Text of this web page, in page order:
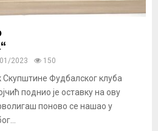
2023 150
Фудбалског клуба
поднио је оставку на ову
поново се нашао у